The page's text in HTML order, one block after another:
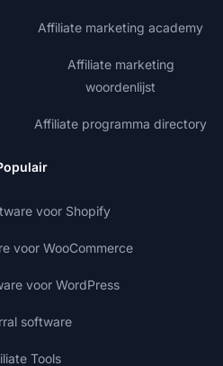
Affiliate marketing academy
Affiliate marketing
woordenlijst
Affiliate programma directory
voor Shopify
voor WooCommerce
voor WordPress
software
Tools